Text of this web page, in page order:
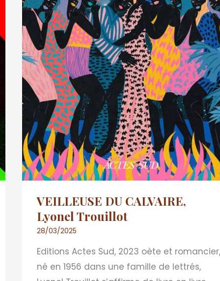
VEILLEUSE DU CALVAIRE,
Lyonel Trouillot
28/03/2025
Editions Actes Sud, 2023 oète et
né en 1956 dans une famille de lettrés,